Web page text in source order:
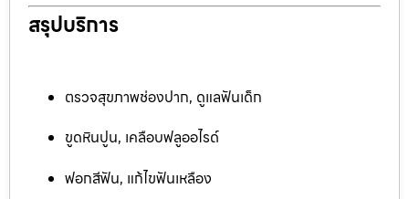
สรุปบริการ
ตรวจสุขภาพช่องปาก, ดูแลฟันเด็ก
ขูดหินปูน, เคลือบฟลูออไรด์
ฟอกสีฟัน, แก้ไขฟันเหลือง